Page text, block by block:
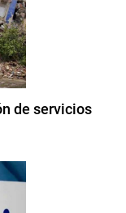
de servicios